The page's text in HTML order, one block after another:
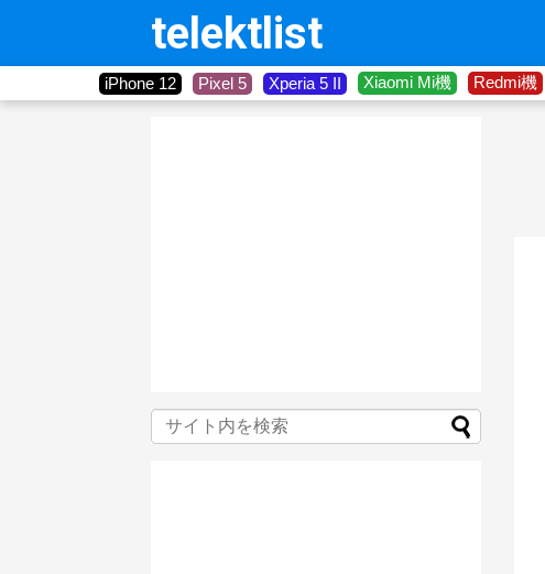
telektlist
iPhone 12 Pixel 5 Xperia 5 II Xiaomi Mi機 Redmi機